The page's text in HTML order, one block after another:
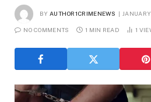
BY AUTHOR1CRIMENEWS
NO COMMENTS 1 MIN READ 1